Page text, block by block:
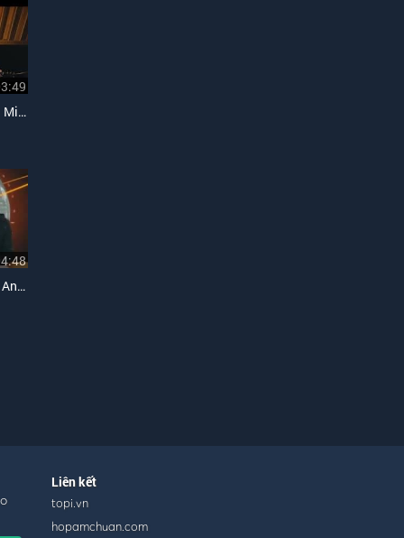
Em Tôi (Thùy Trinh, Quang Minh Cover)
Cùng Nhìn Lại 2014 (Nhật Anh Acousticque Chế)
Liên kết
topi.vn
hopamchuan.com